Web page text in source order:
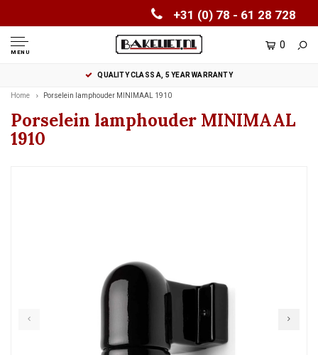
+31 (0) 78 - 61 28 728
MENU
0
QUALITY CLASS A, 5 YEAR WARRANTY
Home Porselein lamphouder MINIMAAL 1910
Porselein lamphouder MINIMAAL
1910